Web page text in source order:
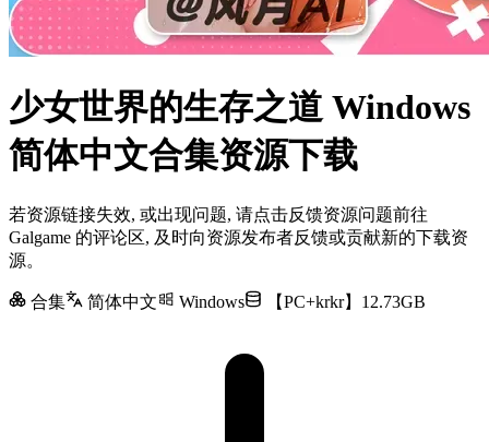
少女世界的生存之道 Windows
简体中文合集资源下载
若资源链接失效, 或出现问题, 请点击反馈资源问题前往
Galgame 的评论区, 及时向资源发布者反馈或贡献新的下载资
源。
合集 简体中文 Windows 【PC+krkr】12.73GB